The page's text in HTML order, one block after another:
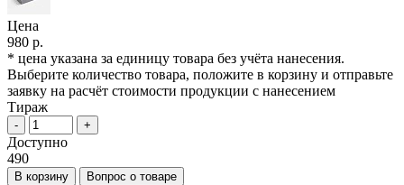
Цена
980 р.
* цена указана за единицу товара без учёта нанесения.
Выберите количество товара, положите в корзину и отправьте
заявку на расчёт стоимости продукции с нанесением
Тираж
- +
Доступно
490
В корзину Вопрос о товаре